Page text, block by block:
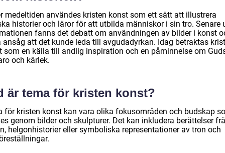
medeltiden användes kristen konst som ett sätt att illustrera
historier och läror för att utbilda människor i sin tro. Senare
fanns det debatt om användningen av bilder i konst
ansåg att det kunde leda till avgudadyrkan. Idag betraktas
som en källa till andlig inspiration och en påminnelse om
och kärlek.
är tema för kristen konst?
för kristen konst kan vara olika fokusområden och budskap
genom bilder och skulpturer. Det kan inkludera berättelser
helgonhistorier eller symboliska representationer av tron och